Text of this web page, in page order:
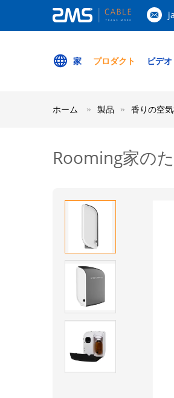
家 プロダクト ビデオ
ホーム 製品 香りの空
Rooming家の